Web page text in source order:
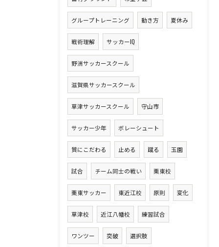
グループトレーニング 動き方 夏休み
戦術理解 サッカーIQ
野洲サッカースクール
滋賀県サッカースクール
草津サッカースクール 守山市
サッカー少年 ボレーシュート
質にこだわる 止める 蹴る 玉園
試合 チーム同士の戦い 栗東校
栗東サッカー 東近江校 原則 変化
草津校 近江八幡校 練習試合
ワンツー 突破 選択肢